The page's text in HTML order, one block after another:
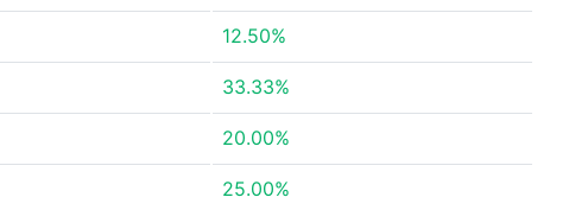
12.50%
33.33%
20.00%
25.00%